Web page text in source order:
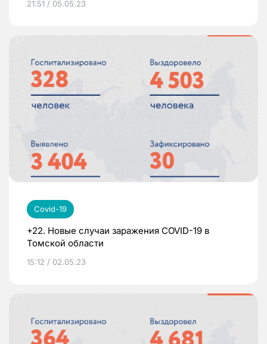
21:51 / 05.05.23
Covid-19
+22. Новые случаи заражения COVID-19 в
Томской области
15:12 / 02.05.23